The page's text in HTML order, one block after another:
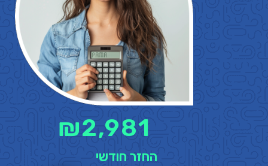
2,981
₪
החזר חודשי